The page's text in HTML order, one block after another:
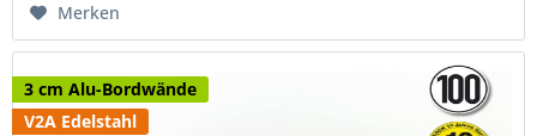
Merken
3 cm Alu-Bordwände
V2A Edelstahl